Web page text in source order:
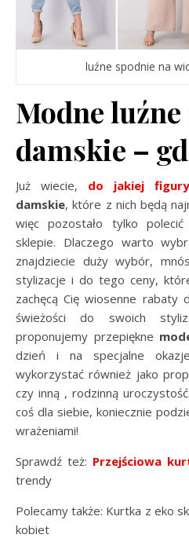
luźne spodnie na
Modne
damskie –
Już wiecie, do jakiej
damskie, które z nich będą
więc pozostało tylko
sklepie. Dlaczego warto
znajdziecie duży wybór,
stylizacje i do tego ceny,
zachęcą Cię wiosenne rabaty
świeżości do swoich
proponujemy przepiękne
dzień i na specjalne
wykorzystać również jako
czy inną , rodzinną
coś dla siebie, koniecznie
wrażeniami!
Sprawdź też: Przejściowa
trendy
Polecamy także: Kurtka z eko
kobiet